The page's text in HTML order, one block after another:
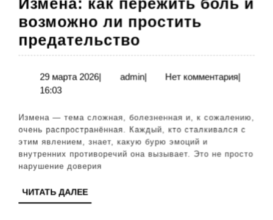
возможно ли простить
предательство
как
пережить
и
возможно
ли
29 марта 202629
| adminadmin
| Нет комментария|
16:03
Измена — тема сложная, болезненная и, к сожалению,
очень распространённая. Каждый, кто сталкивался с
этим явлением, знает, какую бурю эмоций и
внутренних противоречий она вызывает. Это не просто
нарушение доверия
ЧИТАТЬ ДАЛЕЕЧИТАТЬ
ДАЛЕЕ